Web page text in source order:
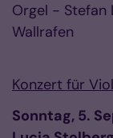
Orgel - Stefan
Wallrafen
Konzert für
Sonntag, 5.